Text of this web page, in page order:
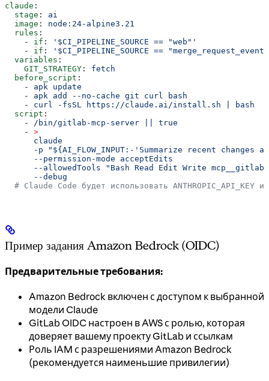
claude :
  stage
: ai
  image
: node:24-alpine3.21
  rules
:
    -
if :
'$CI_PIPELINE_SOURCE == "web"'
    -
if :
'$CI_PIPELINE_SOURCE ==
  variables
:
    GIT_STRATEGY
: fetch
  before_script
:
    -
apk update
    -
apk add --no-cache git curl bash
    -
curl -fsSL https://claude.ai/install.sh | bash
  script
:
    -
/bin/gitlab-mcp-server || true
    -
>
      claude
-p "${AI_FLOW_INPUT:-'Summarize recent changes
      --permission-mode acceptEdits
      --allowedTools "Bash Read Edit Write mcp__gitlab"
      --debug
# Claude Code будет использовать ANTHROPIC_API_KEY
Пример задания Amazon Bedrock (OIDC)
Предварительные требования:
Amazon Bedrock включен с доступом к выбранной
модели Claude
GitLab OIDC настроен в AWS с ролью, которая
доверяет вашему проекту GitLab и ссылкам
Роль IAM с разрешениями Amazon Bedrock
(рекомендуется наименьшие привилегии)